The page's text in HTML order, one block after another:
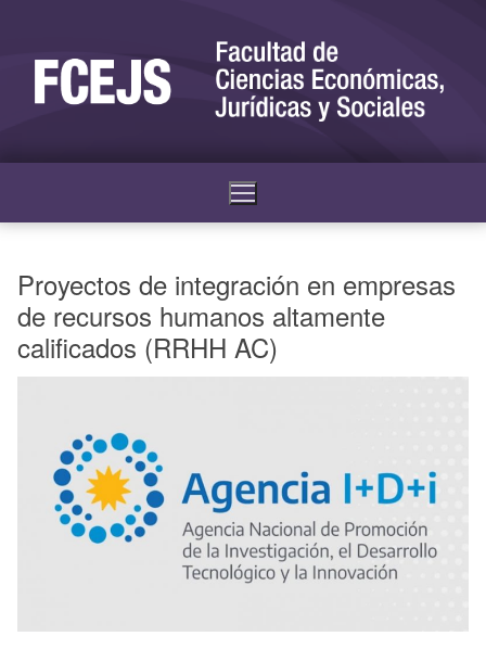
Proyectos de integración en empresas
de recursos humanos altamente
calificados (RRHH AC)